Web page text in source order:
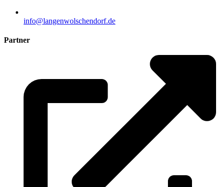
info@langenwolschendorf.de
Partner